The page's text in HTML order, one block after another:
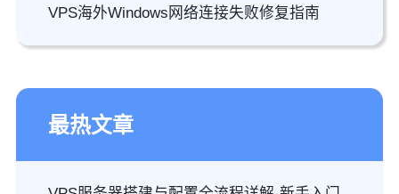
VPS海外Windows网络连接失败修复指南
最热文章